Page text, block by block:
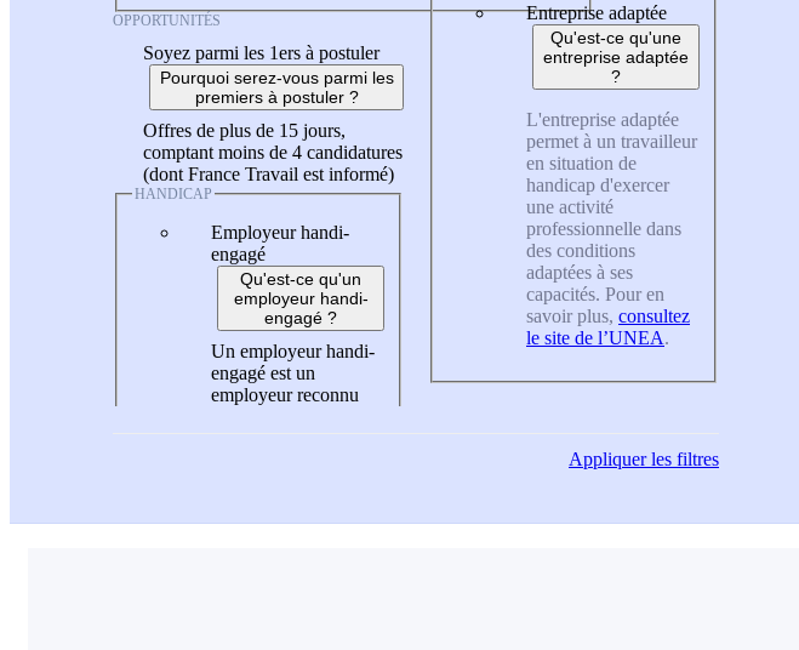
OPPORTUNITÉS
Soyez parmi les 1ers à postuler
Pourquoi serez-vous parmi les
premiers à postuler ?
Offres de plus de 15 jours,
comptant moins de 4 candidatures
(dont France Travail est informé)
HANDICAP
Employeur handi-
engagé
Qu'est-ce qu'un
employeur handi-
engagé ?
Un employeur handi-
engagé est un
employeur reconnu
Entreprise adaptée
Qu'est-ce qu'une
entreprise adaptée
?
L'entreprise adaptée
permet à un travailleur
en situation de
handicap d'exercer
une activité
professionnelle dans
des conditions
adaptées à ses
capacités. Pour en
savoir plus, consultez
le site de l’UNEA.
Appliquerles filtres